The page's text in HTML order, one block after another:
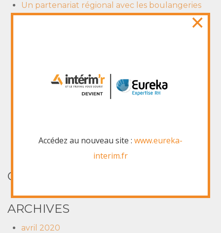
Un partenariat régional avec les boulangeries
Varappe. Oui l’entreprendre doublement à du
COMMENTAIRES RÉCENTS
ARCHIVES
avril 2020
Accédez au nouveau site : www.eureka-
interim.fr
×